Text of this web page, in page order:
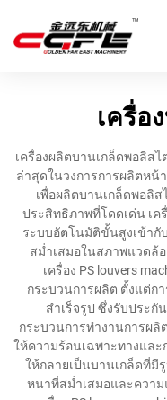
เครื่อ
เครื่องผลิตบานเกล็ดพอลิสไ
ล่าสุดในวงการการผลิตหน้
เพื่อผลิตบานเกล็ดพอลิ
ประสิทธิภาพที่โดดเด่น เค
ระบบอัตโนมัติขั้นสูงเข้ากั
สม่ำเสมอในสภาพแวดล้
เครื่อง PS louvers
กระบวนการผลิต ตั้งแต่ก
สำเร็จรูป ซึ่งรับประกั
กระบวนการทำงานการผลิ
ให้ความร้อนเฉพาะทางแล
ให้กลายเป็นบานเกล็ดที่มี
หนาที่สม่ำเสมอและควา